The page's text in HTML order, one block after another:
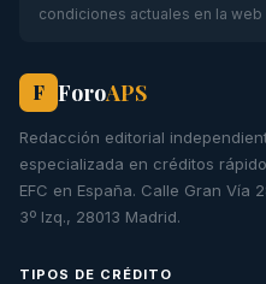
condiciones actuales en la web
F ForoAPS
Redacción editorial
especializada en créditos
EFC en España. Calle Gran Vía
3º Izq., 28013 Madrid.
TIPOS DE CRÉDITO